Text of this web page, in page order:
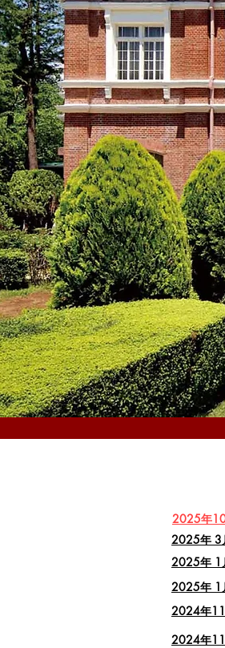
2024年
2024年
2025年 1
2025年 1
2025年
2025年